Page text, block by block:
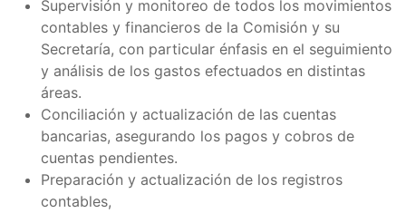
Supervisión y monitoreo de todos los movimientos
contables y financieros de la Comisión y su
Secretaría, con particular énfasis en el seguimiento
y análisis de los gastos efectuados en distintas
áreas.
Conciliación y actualización de las cuentas
bancarias, asegurando los pagos y cobros de
cuentas pendientes.
Preparación y actualización de los registros
contables,